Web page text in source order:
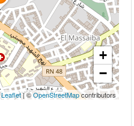
+
−
Leaflet| ©OpenStreetMapcontributors